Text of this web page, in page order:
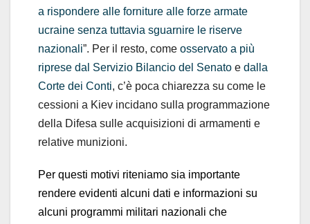
a rispondere alle forniture alle forze armate
ucraine senza tuttavia sguarnire le riserve
nazionali”. Per il resto, come osservato a più
riprese dal Servizio Bilancio del Senato e dalla
Corte dei Conti, c’è poca chiarezza su come le
cessioni a Kiev incidano sulla programmazione
della Difesa sulle acquisizioni di armamenti e
relative munizioni.
Per questi motivi riteniamo sia importante
rendere evidenti alcuni dati e informazioni su
alcuni programmi militari nazionali che